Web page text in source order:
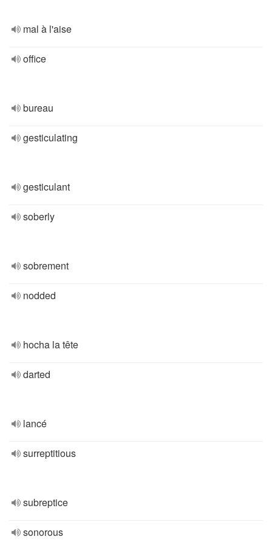
mal à l'aise
office
bureau
gesticulating
gesticulant
soberly
sobrement
nodded
hocha la tête
darted
lancé
surreptitious
subreptice
sonorous